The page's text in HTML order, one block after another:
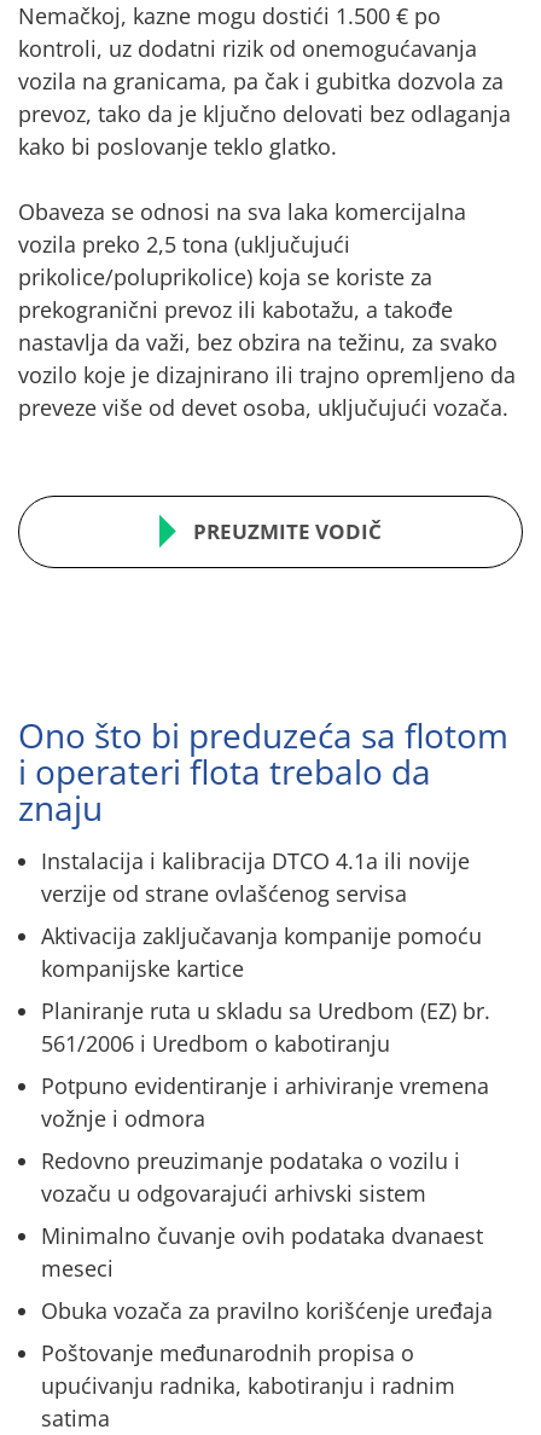
Nemačkoj, kazne mogu dostići 1.500 € po
kontroli, uz dodatni rizik od onemogućavanja
vozila na granicama, pa čak i gubitka dozvola za
prevoz, tako da je ključno delovati bez odlaganja
kako bi poslovanje teklo glatko.
Obaveza se odnosi na sva laka komercijalna
vozila preko 2,5 tona (uključujući
prikolice/poluprikolice) koja se koriste za
prekogranični prevoz ili kabotažu, a takođe
nastavlja da važi, bez obzira na težinu, za svako
vozilo koje je dizajnirano ili trajno opremljeno da
preveze više od devet osoba, uključujući vozača.
PREUZMITE VODIČ
Ono što bi preduzeća sa flotom
i operateri flota trebalo da
znaju
Instalacija i kalibracija DTCO 4.1a ili novije
verzije od strane ovlašćenog servisa
Aktivacija zaključavanja kompanije pomoću
kompanijske kartice
Planiranje ruta u skladu sa Uredbom (EZ) br.
561/2006 i Uredbom o kabotiranju
Potpuno evidentiranje i arhiviranje vremena
vožnje i odmora
Redovno preuzimanje podataka o vozilu i
vozaču u odgovarajući arhivski sistem
Minimalno čuvanje ovih podataka dvanaest
meseci
Obuka vozača za pravilno korišćenje uređaja
Poštovanje međunarodnih propisa o
upućivanju radnika, kabotiranju i radnim
satima